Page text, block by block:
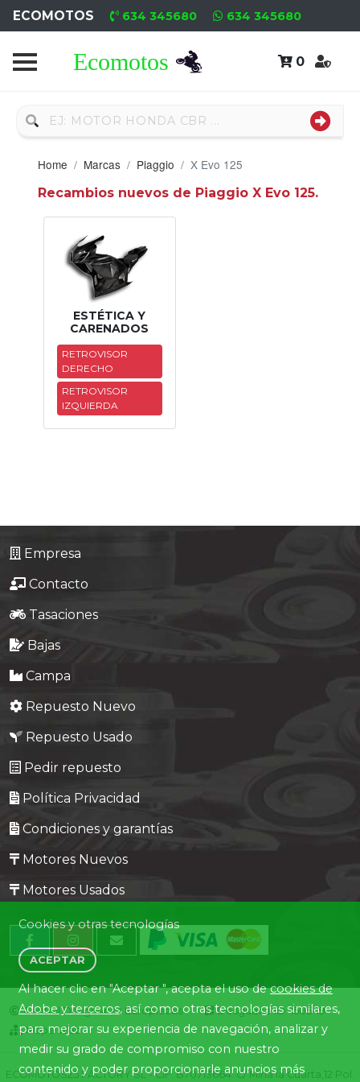
ECOMOTOS 634 345680 634 345680
0
Home
Usado
Neumáticos
Campa
Motores
Nuevos
Motores
Usados
Tasaciones
Formulario
Home Marcas Piaggio X Evo 125
Recambios nuevos de Piaggio X Evo 125.
ESTÉTICA Y
CARENADOS
RETROVISOR
DERECHO
RETROVISOR
IZQUIERDA
Empresa
Contacto
Tasaciones
Bajas
Campa
Repuesto Nuevo
Repuesto Usado
Pedir repuesto
Política Privacidad
Condiciones y garantías
Motores Nuevos
Motores Usados
Central Desguaces Europiezas
Desguace ID. 1505-19
Mapa Web
ECOMOTOS25 FACTORY SL - CIF: B70713664. C/ Mina la Cuarta,12 Pol.
Cookies y otras tecnologías
ACEPTAR
Al hacer clic en "Aceptar ", acepta el uso decookies de
Adobe y terceros, así como otras tecnologías similares,
para mejorar su experiencia de navegación, analizar y
medir su grado de compromiso con nuestro
contenido y poder proporcionarle anuncios más